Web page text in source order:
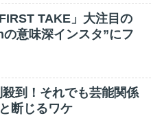
TAKE」大注目の
意味深インスタ”にフ
到！それでも芸能関係
断じるワケ